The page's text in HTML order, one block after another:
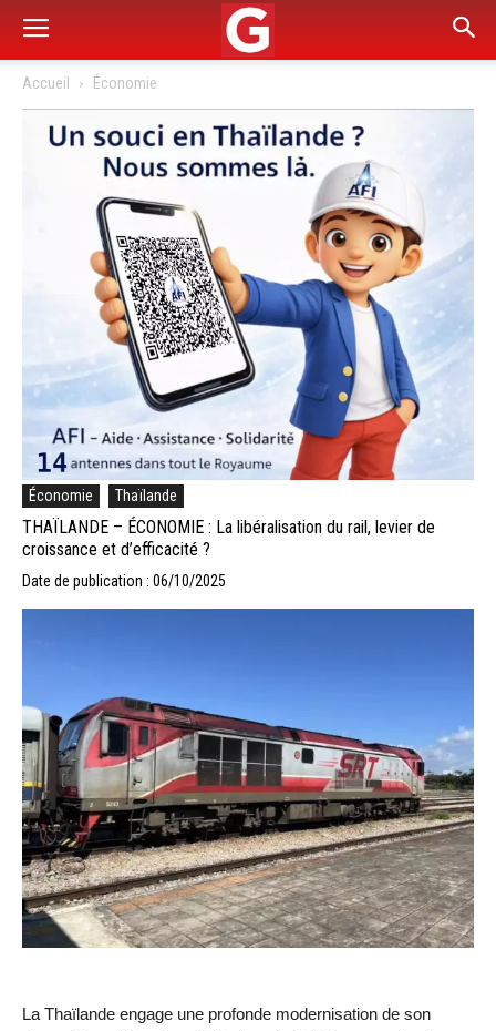
Accueil Économie
Économie Thaïlande
THAÏLANDE – ÉCONOMIE : La libéralisation du rail, levier de
croissance et d’efficacité ?
Date de publication : 06/10/2025
La Thaïlande engage une profonde modernisation de son